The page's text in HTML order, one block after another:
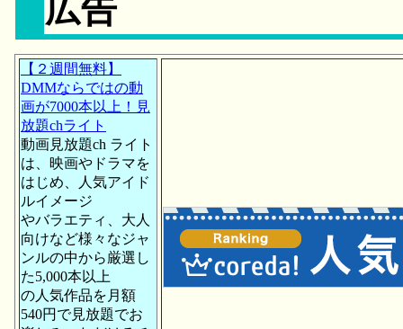
広告
【２週間無料】
DMMならではの動
画が7000本以上！見
放題chライト
動画見放題ch ライト
は、映画やドラマを
はじめ、人気アイド
ルイメージ
やバラエティ、大人
向けなど様々なジャ
ンルの中から厳選し
た5,000本以上
の人気作品を月額
540円で見放題でお